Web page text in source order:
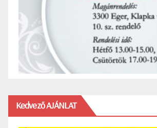
Kedvező AJÁNLAT